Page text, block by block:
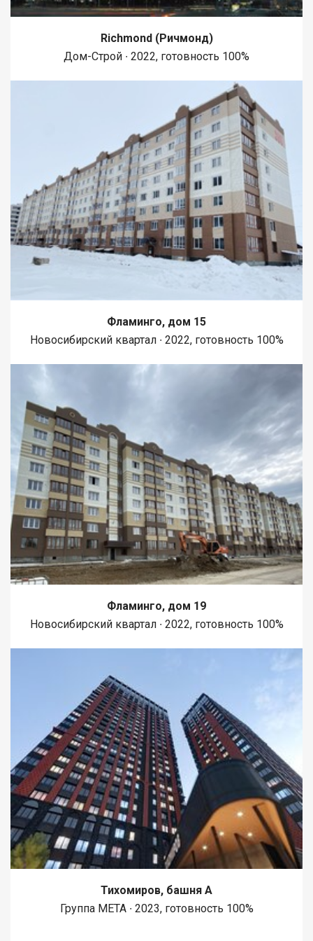
Richmond (Ричмонд)
Дом-Строй ∙ 2022, готовность 100%
Фламинго, дом 15
Новосибирский квартал ∙ 2022, готовность 100%
Фламинго, дом 19
Новосибирский квартал ∙ 2022, готовность 100%
Тихомиров, башня А
Группа МЕТА ∙ 2023, готовность 100%